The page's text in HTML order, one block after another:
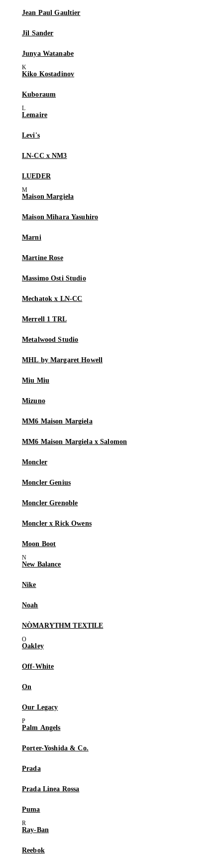
Jean Paul Gaultier
Jil Sander
Junya Watanabe
Kiko Kostadinov
Kuboraum
Lemaire
Levi's
LN-CC x NM3
LUEDER
Maison Margiela
Maison Mihara Yasuhiro
Marni
Martine Rose
Massimo Osti Studio
Mechatok x LN-CC
Merrell 1 TRL
Metalwood Studio
MHL by Margaret Howell
Miu Miu
Mizuno
MM6 Maison Margiela
MM6 Maison Margiela x Salomon
Moncler
Moncler Genius
Moncler Grenoble
Moncler x Rick Owens
Moon Boot
New Balance
Nike
Noah
NÒMARYTHM TEXTILE
Oakley
Off-White
On
Our Legacy
Palm Angels
Porter-Yoshida & Co.
Prada
Prada Linea Rossa
Puma
Ray-Ban
Reebok